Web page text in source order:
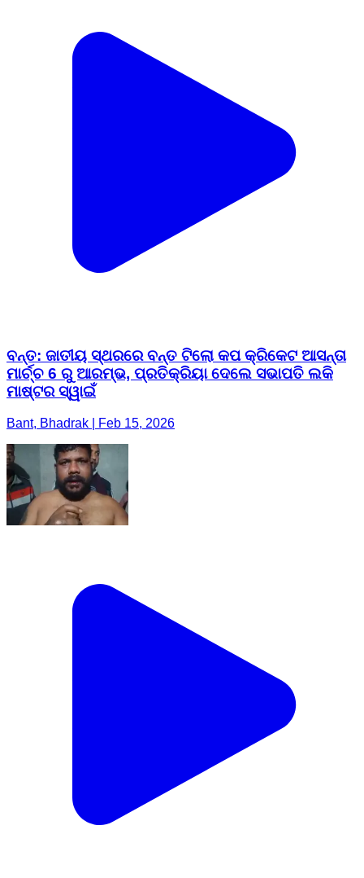
ବନ୍ତ: ଜାତୀୟ ସ୍ଥରରେ ବନ୍ତ ଟିଲୋ କପ କ୍ରିକେଟ ଆସନ୍ତା
ମାର୍ଚ୍ଚ 6 ରୁ ଆରମ୍ଭ, ପ୍ରତିକ୍ରିୟା ଦେଲେ ସଭାପତି ଲକି
ମାଷ୍ଟର ସ୍ୱାଇଁ
Bant, Bhadrak | Feb 15, 2026